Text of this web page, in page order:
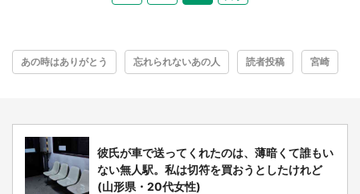
あの時はありがとう 忘れられないあの人 読者投稿 宮崎
彼氏が車で送ってくれたのは、薄暗くて誰もい
ない無人駅。私は切符を買おうとしたけれど
(山形県・20代女性)